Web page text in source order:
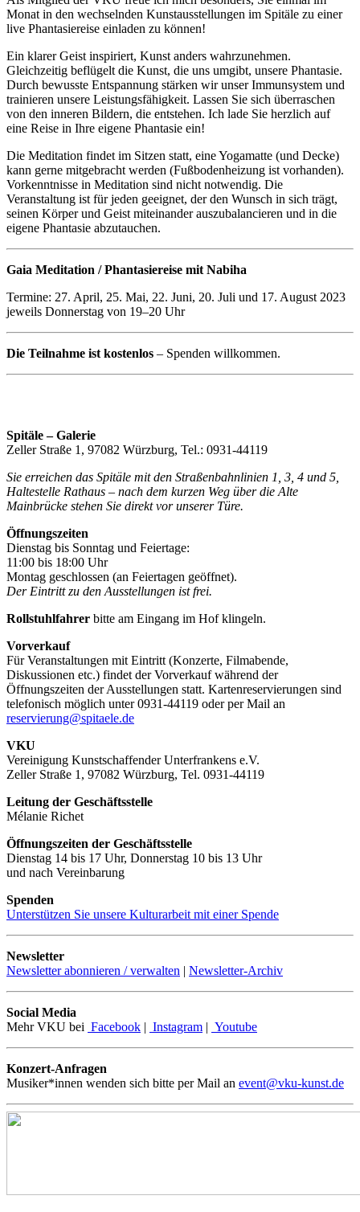
Monat in den wechselnden Kunstausstellungen im Spitäle zu einer
live Phantasiereise einladen zu können!
Ein klarer Geist inspiriert, Kunst anders wahrzunehmen.
Gleichzeitig beflügelt die Kunst, die uns umgibt, unsere Phantasie.
Durch bewusste Entspannung stärken wir unser Immunsystem und
trainieren unsere Leistungsfähigkeit. Lassen Sie sich überraschen
von den inneren Bildern, die entstehen. Ich lade Sie herzlich auf
eine Reise in Ihre eigene Phantasie ein!
Die Meditation findet im Sitzen statt, eine Yogamatte (und Decke)
kann gerne mitgebracht werden (Fußbodenheizung ist vorhanden).
Vorkenntnisse in Meditation sind nicht notwendig. Die
Veranstaltung ist für jeden geeignet, der den Wunsch in sich trägt,
seinen Körper und Geist miteinander auszubalancieren und in die
eigene Phantasie abzutauchen.
Gaia Meditation / Phantasiereise mit Nabiha
Termine: 27. April, 25. Mai, 22. Juni, 20. Juli und 17. August 2023
jeweils Donnerstag von 19–20 Uhr
Die Teilnahme ist kostenlos – Spenden willkommen.
Spitäle – Galerie
Zeller Straße 1, 97082 Würzburg, Tel.: 0931-44119
Sie erreichen das Spitäle mit den Straßenbahnlinien 1, 3, 4 und 5,
Haltestelle Rathaus – nach dem kurzen Weg über die Alte
Mainbrücke stehen Sie direkt vor unserer Türe.
Öffnungszeiten
Dienstag bis Sonntag und Feiertage:
11:00 bis 18:00 Uhr
Montag geschlossen (an Feiertagen geöffnet).
Der Eintritt zu den Ausstellungen ist frei.
Rollstuhlfahrer bitte am Eingang im Hof klingeln.
Vorverkauf
Für Veranstaltungen mit Eintritt (Konzerte, Filmabende,
Diskussionen etc.) findet der Vorverkauf während der
Öffnungszeiten der Ausstellungen statt. Kartenreservierungen sind
telefonisch möglich unter 0931-44119 oder per Mail an
reservierung@spitaele.de
VKU
Vereinigung Kunstschaffender Unterfrankens e.V.
Zeller Straße 1, 97082 Würzburg, Tel. 0931-44119
Leitung der Geschäftsstelle
Mélanie Richet
Öffnungszeiten der Geschäftsstelle
Dienstag 14 bis 17 Uhr, Donnerstag 10 bis 13 Uhr
und nach Vereinbarung
Spenden
Unterstützen Sie unsere Kulturarbeit mit einer Spende
Newsletter
Newsletter abonnieren / verwalten | Newsletter-Archiv
Social Media
Mehr VKU bei Facebook | Instagram | Youtube
Konzert-Anfragen
Musiker*innen wenden sich bitte per Mail an event@vku-kunst.de